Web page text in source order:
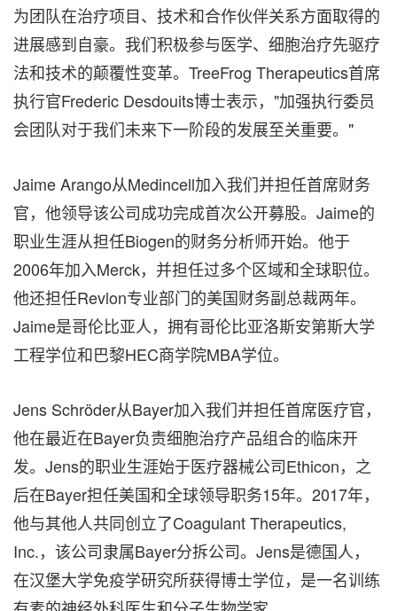
为团队在治疗项目、技术和合作伙伴关系方面取得的
进展感到自豪。我们积极参与医学、细胞治疗先驱疗
法和技术的颠覆性变革。TreeFrog Therapeutics首席
执行官Frederic Desdouits博士表示，"加强执行委员
会团队对于我们未来下一阶段的发展至关重要。"
Jaime Arango从Medincell加入我们并担任首席财务
官，他领导该公司成功完成首次公开募股。Jaime的
职业生涯从担任Biogen的财务分析师开始。他于
2006年加入Merck，并担任过多个区域和全球职位。
他还担任Revlon专业部门的美国财务副总裁两年。
Jaime是哥伦比亚人，拥有哥伦比亚洛斯安第斯大学
工程学位和巴黎HEC商学院MBA学位。
Jens Schröder从Bayer加入我们并担任首席医疗官，
他在最近在Bayer负责细胞治疗产品组合的临床开
发。Jens的职业生涯始于医疗器械公司Ethicon，之
后在Bayer担任美国和全球领导职务15年。2017年，
他与其他人共同创立了Coagulant Therapeutics,
Inc.，该公司隶属Bayer分拆公司。Jens是德国人，
在汉堡大学免疫学研究所获得博士学位，是一名训练